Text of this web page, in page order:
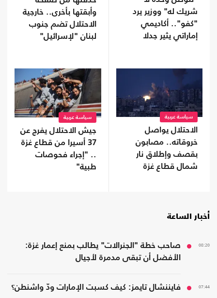
شريك له" ووزير يرد
"كفو".. أكاديمي
إماراتي يثير جدلا
وأبقتها بأخرى.. خارجية
الاحتلال تضم جنوب
لبنان "لإسرائيل"
سياسة عربية
الاحتلال يواصل
خروقاته.. مصابون
بقصف وإطلاق نار
شمال قطاع غزة
سياسة عربية
جيش الاحتلال يفرج عن
37 أسيرا من قطاع غزة
.. "إجراء فحوصات
طبية"
أخبار الساعة
08:20
صاحب خطة "الجنرالات" يطالب بمنع إعمار غزة:
الأفضل أن تبقى مدمرة لأجيال
07:44 فايننشال تايمز: كيف كسبت الإمارات ودّ واشنطن؟